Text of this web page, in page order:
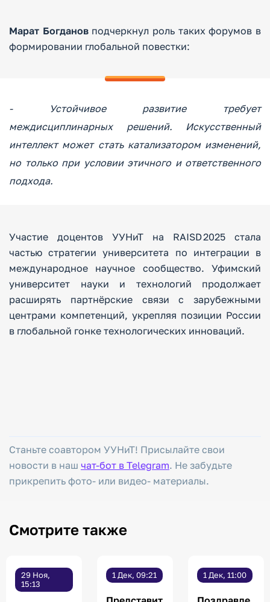
Марат Богданов подчеркнул роль таких форумов в
формировании глобальной повестки:
- Устойчивое развитие требует
междисциплинарных решений. Искусственный
интеллект может стать катализатором изменений,
но только при условии этичного и ответственного
подхода.
Участие доцентов УУНиТ на RAISD 2025 стала
частью стратегии университета по интеграции в
международное научное сообщество. Уфимский
университет науки и технологий продолжает
расширять партнёрские связи с зарубежными
центрами компетенций, укрепляя позиции России
в глобальной гонке технологических инноваций.
Станьте соавтором УУНиТ! Присылайте свои
новости в наш чат-бот в Telegram. Не забудьте
прикрепить фото- или видео- материалы.
Смотрите также
29 Ноя,
15:13
1 Дек, 09:21 1 Дек, 11:00